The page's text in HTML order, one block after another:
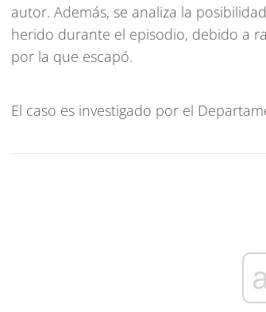
autor. Además, se analiza la
herido durante el episodio, debido a
por la que escapó.
El caso es investigado por el